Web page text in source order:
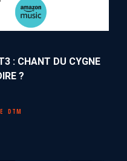
: CHANT DU CYGNE
?
DTM